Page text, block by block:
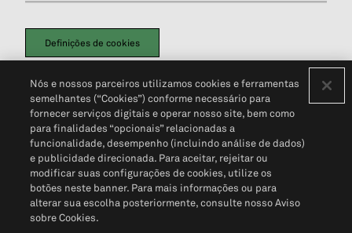
Definições de cookies
Política de PrivacidadePortal de privacidade do cliente (em inglês)
Não Venda Minhas Informações Pessoais© 2026 S&P Global
Nós e nossos parceiros utilizamos cookies e ferramentas
semelhantes (“Cookies”) conforme necessário para
fornecer serviços digitais e operar nosso site, bem como
para finalidades “opcionais” relacionadas a
funcionalidade, desempenho (incluindo análise de dados)
e publicidade direcionada. Para aceitar, rejeitar ou
modificar suas configurações de cookies, utilize os
botões neste banner. Para mais informações ou para
alterar sua escolha posteriormente, consulte nosso Aviso
sobre Cookies.